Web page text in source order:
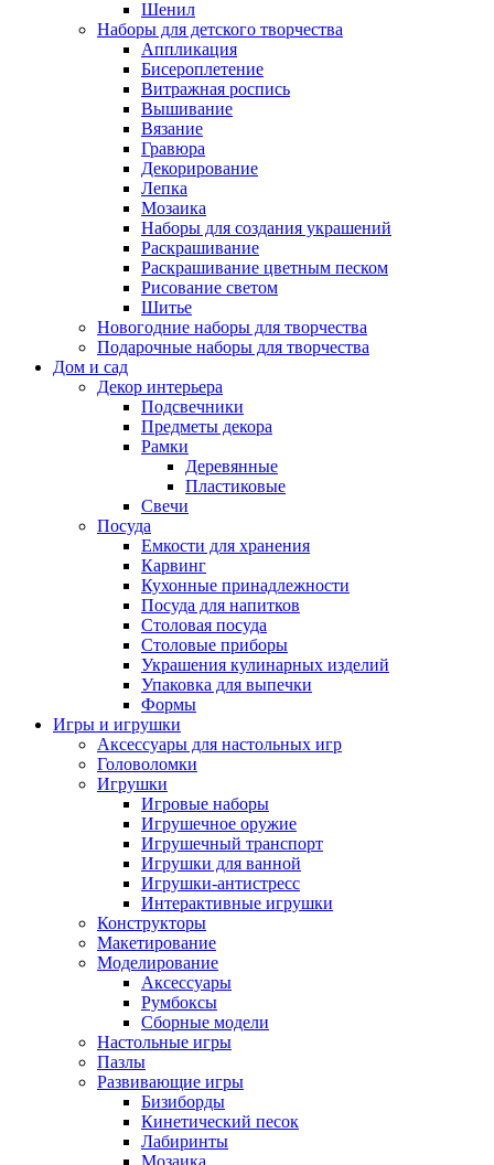
Шенил
Наборы для детского творчества
Аппликация
Бисероплетение
Витражная роспись
Вышивание
Вязание
Гравюра
Декорирование
Лепка
Мозаика
Наборы для создания украшений
Раскрашивание
Раскрашивание цветным песком
Рисование светом
Шитье
Новогодние наборы для творчества
Подарочные наборы для творчества
Дом и сад
Декор интерьера
Подсвечники
Предметы декора
Рамки
Деревянные
Пластиковые
Свечи
Посуда
Емкости для хранения
Карвинг
Кухонные принадлежности
Посуда для напитков
Столовая посуда
Столовые приборы
Украшения кулинарных изделий
Упаковка для выпечки
Формы
Игры и игрушки
Аксессуары для настольных игр
Головоломки
Игрушки
Игровые наборы
Игрушечное оружие
Игрушечный транспорт
Игрушки для ванной
Игрушки-антистресс
Интерактивные игрушки
Конструкторы
Макетирование
Моделирование
Аксессуары
Румбоксы
Сборные модели
Настольные игры
Пазлы
Развивающие игры
Бизиборды
Кинетический песок
Лабиринты
Мозаика